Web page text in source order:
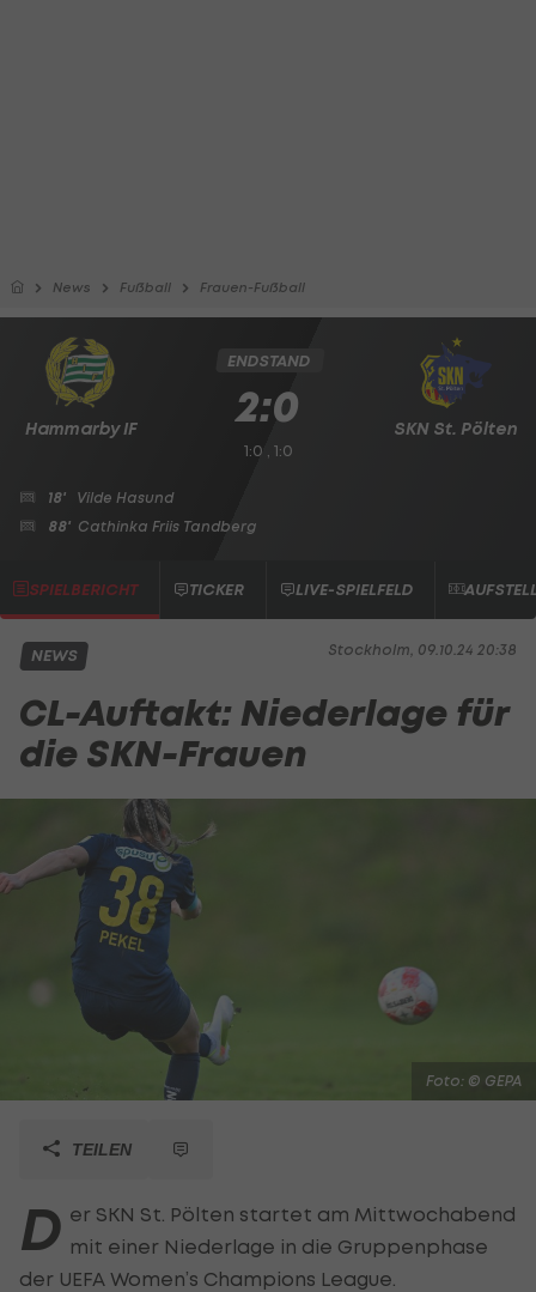
News Fußball Frauen-Fußball
Hammarby IF SKN St. Pölten
ENDSTAND
2:0
1:0 , 1:0
18'
Vilde Hasund
88' Cathinka Friis Tandberg
SPIELBERICHT TICKER LIVE-SPIELFELD
Stockholm, 09.10.24 20:38
NEWS
CL-Auftakt: Niederlage für
die SKN-Frauen
Foto: © GEPA
TEILEN
D er SKN St. Pölten startet am Mittwochabend
mit einer Niederlage in die Gruppenphase
der UEFA Women’s Champions League.